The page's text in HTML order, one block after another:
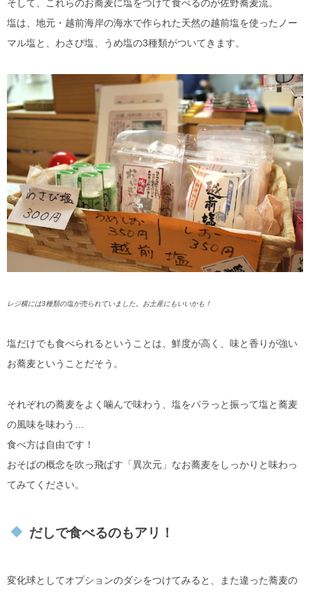
そして、これらのお蕎麦に塩をつけて食べるのが佐野蕎麦流。
塩は、地元・越前海岸の海水で作られた天然の越前塩を使ったノー
マル塩と、わさび塩、うめ塩の3種類がついてきます。
レジ横には3種類の塩が売られていました。お土産にもいいかも！
塩だけでも食べられるということは、鮮度が高く、味と香りが強い
お蕎麦ということだそう。
それぞれの蕎麦をよく噛んで味わう、塩をパラっと振って塩と蕎麦
の風味を味わう…
食べ方は自由です！
おそばの概念を吹っ飛ばす「異次元」なお蕎麦をしっかりと味わっ
てみてください。
だしで食べるのもアリ！
変化球としてオプションのダシをつけてみると、また違った蕎麦の